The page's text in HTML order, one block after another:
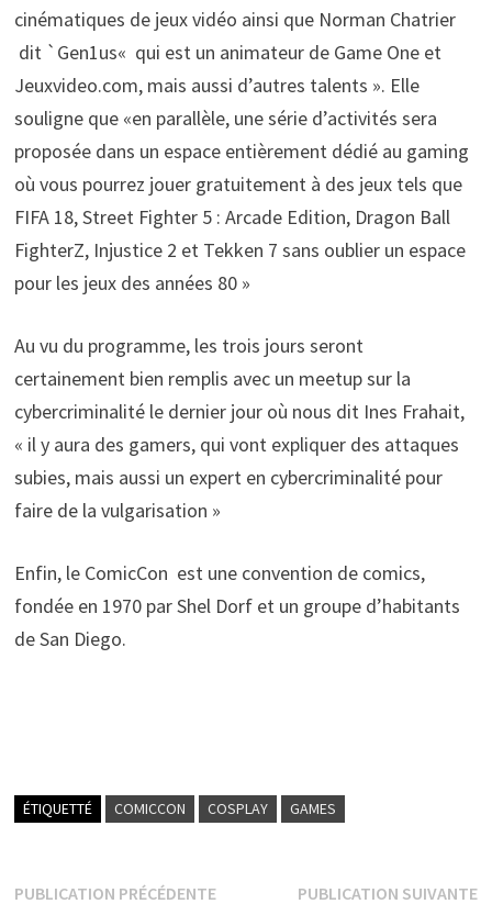
cinématiques de jeux vidéo ainsi que Norman Chatrier
dit `Gen1us« qui est un animateur de Game One et
Jeuxvideo.com, mais aussi d’autres talents ». Elle
souligne que «en parallèle, une série d’activités sera
proposée dans un espace entièrement dédié au gaming
où vous pourrez jouer gratuitement à des jeux tels que
FIFA 18, Street Fighter 5 : Arcade Edition, Dragon Ball
FighterZ, Injustice 2 et Tekken 7 sans oublier un espace
pour les jeux des années 80 »
Au vu du programme, les trois jours seront
certainement bien remplis avec un meetup sur la
cybercriminalité le dernier jour où nous dit Ines Frahait,
« il y aura des gamers, qui vont expliquer des attaques
subies, mais aussi un expert en cybercriminalité pour
faire de la vulgarisation »
Enfin, le ComicCon est une convention de comics,
fondée en 1970 par Shel Dorf et un groupe d’habitants
de San Diego.
ÉTIQUETTÉ COMICCON COSPLAY GAMES
PUBLICATION PRÉCÉDENTEPublicationPUBLICATION SUIVANTE